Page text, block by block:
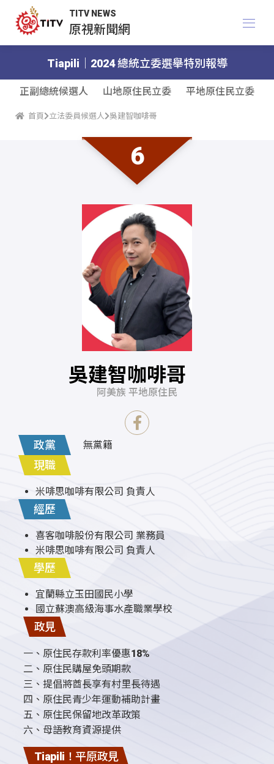
TITV NEWS
原視新聞網
Tiapili｜2024 總統立委選舉特別報導
正副總統候選人 山地原住民立委 平地原住民立委
首頁 立法委員候選人 吳建智咖啡哥
6
阿美族 平地原住民
吳建智咖啡哥
政黨 無黨籍
現職
米啡思咖啡有限公司 負責人
經歷
喜客咖啡股份有限公司 業務員
米啡思咖啡有限公司 負責人
學歷
宜蘭縣立玉田國民小學
國立蘇澳高級海事水產職業學校
政見
一、原住民存款利率優惠18%
二、原住民購屋免頭期款
三、提倡將酋長享有村里長待遇
四、原住民青少年運動補助計畫
五、原住民保留地改革政策
六、母語教育資源提供
Tiapili！平原政見